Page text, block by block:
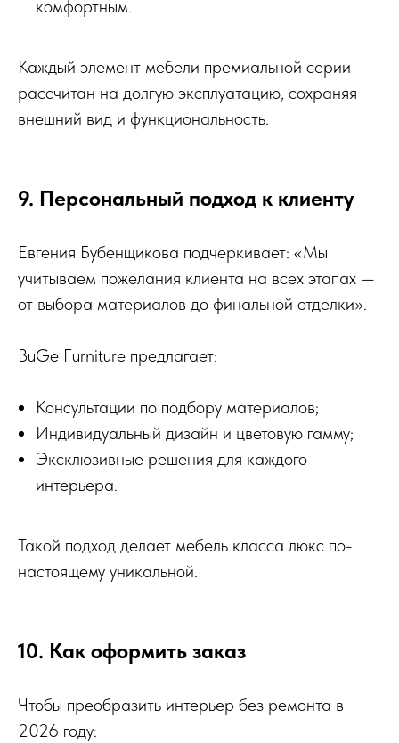
комфортным.
Каждый элемент мебели премиальной серии
рассчитан на долгую эксплуатацию, сохраняя
внешний вид и функциональность.
9. Персональный подход к клиенту
Евгения Бубенщикова подчеркивает: «Мы
учитываем пожелания клиента на всех этапах —
от выбора материалов до финальной отделки».
BuGe Furniture предлагает:
Консультации по подбору материалов;
Индивидуальный дизайн и цветовую гамму;
Эксклюзивные решения для каждого
интерьера.
Такой подход делает мебель класса люкс по-
настоящему уникальной.
10. Как оформить заказ
Чтобы преобразить интерьер без ремонта в
2026 году: